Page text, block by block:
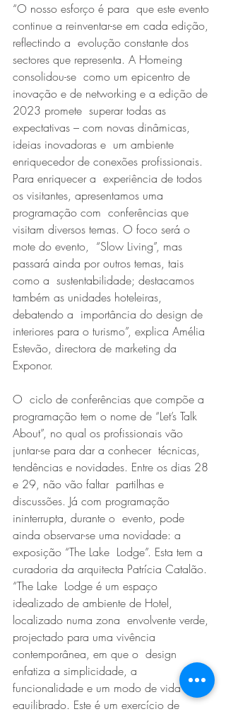
“O nosso esforço é para  que este evento
continue a reinventar-se em cada edição,
reflectindo a  evolução constante dos
sectores que representa. A Homeing
consolidou-se  como um epicentro de
inovação e de networking e a edição de
2023 promete  superar todas as
expectativas – com novas dinâmicas,
ideias inovadoras e  um ambiente
enriquecedor de conexões profissionais.
Para enriquecer a  experiência de todos
os visitantes, apresentamos uma
programação com  conferências que
visitam diversos temas. O foco será o
mote do evento,  “Slow Living”, mas
passará ainda por outros temas, tais
como a  sustentabilidade; destacamos
também as unidades hoteleiras,
debatendo a  importância do design de
interiores para o turismo”, explica Amélia
Estevão, directora de marketing da
Exponor.
O  ciclo de conferências que compõe a
programação tem o nome de “Let’s Talk
About”, no qual os profissionais vão
juntar-se para dar a conhecer  técnicas,
tendências e novidades. Entre os dias 28
e 29, não vão faltar  partilhas e
discussões. Já com programação
ininterrupta, durante o  evento, pode
ainda observar-se uma novidade: a
exposição “The Lake  Lodge”. Esta tem a
curadoria da arquitecta Patrícia Catalão.
“The Lake  Lodge é um espaço
idealizado de ambiente de Hotel,
localizado numa zona  envolvente verde,
projectado para uma vivência
contemporânea, em que o  design
enfatiza a simplicidade, a
funcionalidade e um modo de vida
equilibrado. Este é um exercício de